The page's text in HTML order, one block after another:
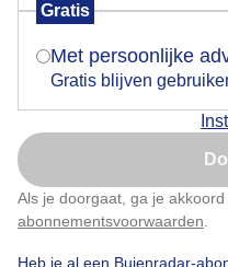
Gratis
Met persoonlijke
Gratis blijven
Als je doorgaat, ga je akkoord
abonnementsvoorwaarden
Heb je al een Buienradar-
Is goed,
Nu niet,
Klik hierom